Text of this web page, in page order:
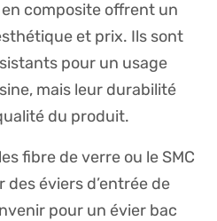
composite offrent un
et prix. Ils sont
pour un usage
mais leur durabilité
du produit.
fibre de verre ou le SMC
éviers d’entrée de
pour un évier bac